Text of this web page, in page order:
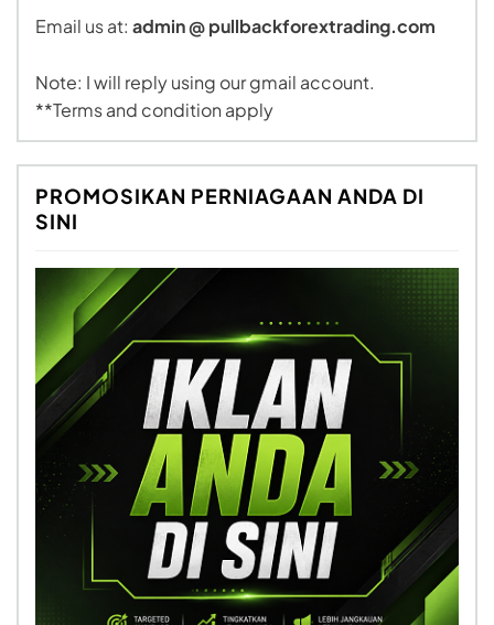
Email us at: admin @ pullbackforextrading.com
Note: I will reply using our gmail account.
**Terms and condition apply
PROMOSIKAN PERNIAGAAN ANDA DI
SINI